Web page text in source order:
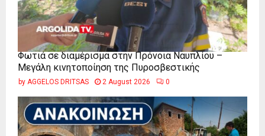
Φωτιά σε διαμέρισμα στην Πρόνοια Ναυπλίου –
Μεγάλη κινητοποίηση της Πυροσβεστικής
by AGGELOS DRITSAS 2 August 2026 0